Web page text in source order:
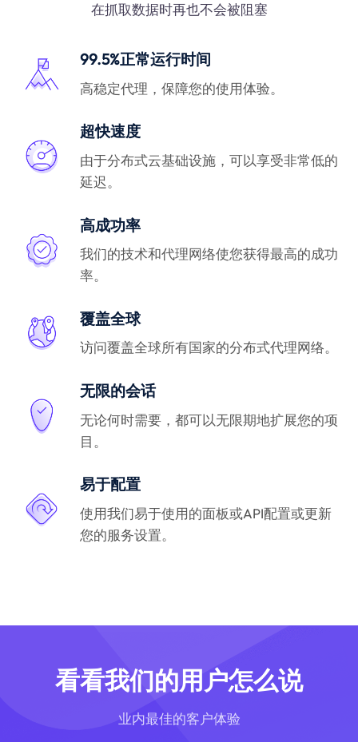
在抓取数据时再也不会被阻塞
99.5%正常运行时间
高稳定代理，保障您的使用体验。
超快速度
由于分布式云基础设施，可以享受非常低的
延迟。
高成功率
我们的技术和代理网络使您获得最高的成功
率。
覆盖全球
访问覆盖全球所有国家的分布式代理网络。
无限的会话
无论何时需要，都可以无限期地扩展您的项
目。
易于配置
使用我们易于使用的面板或API配置或更新
您的服务设置。
看看我们的用户怎么说
业内最佳的客户体验